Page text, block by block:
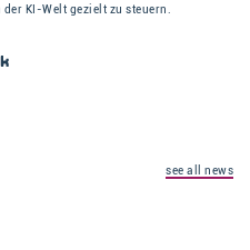
KI-Welt gezielt zu steuern.
see all news